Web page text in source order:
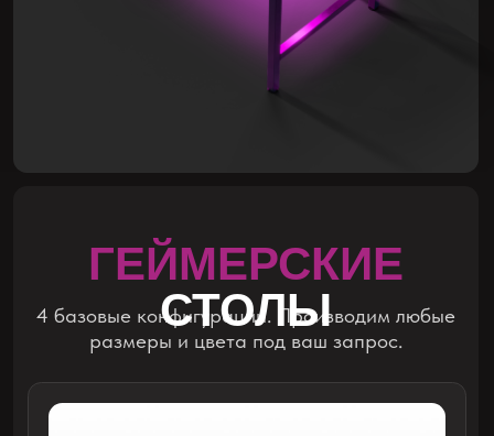
Особенность: полка для системного блока
стоит на двух опорах на столешнице, которые
визуально отделяют одно место от другого
ШИРИНА от 100 см
ТОЛЩИНА СТОЛЕШНИЦЫ 25 мм
ПРИ ЗАКАЗЕ ОТ 10 СТОЛОВ от 14 200 руб.